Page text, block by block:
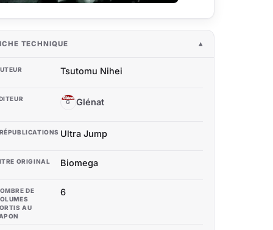
TECHNIQUE
Tsutomu Nihei
G Glénat
Ultra Jump
ORIGINAL Biomega
DE
AU
6